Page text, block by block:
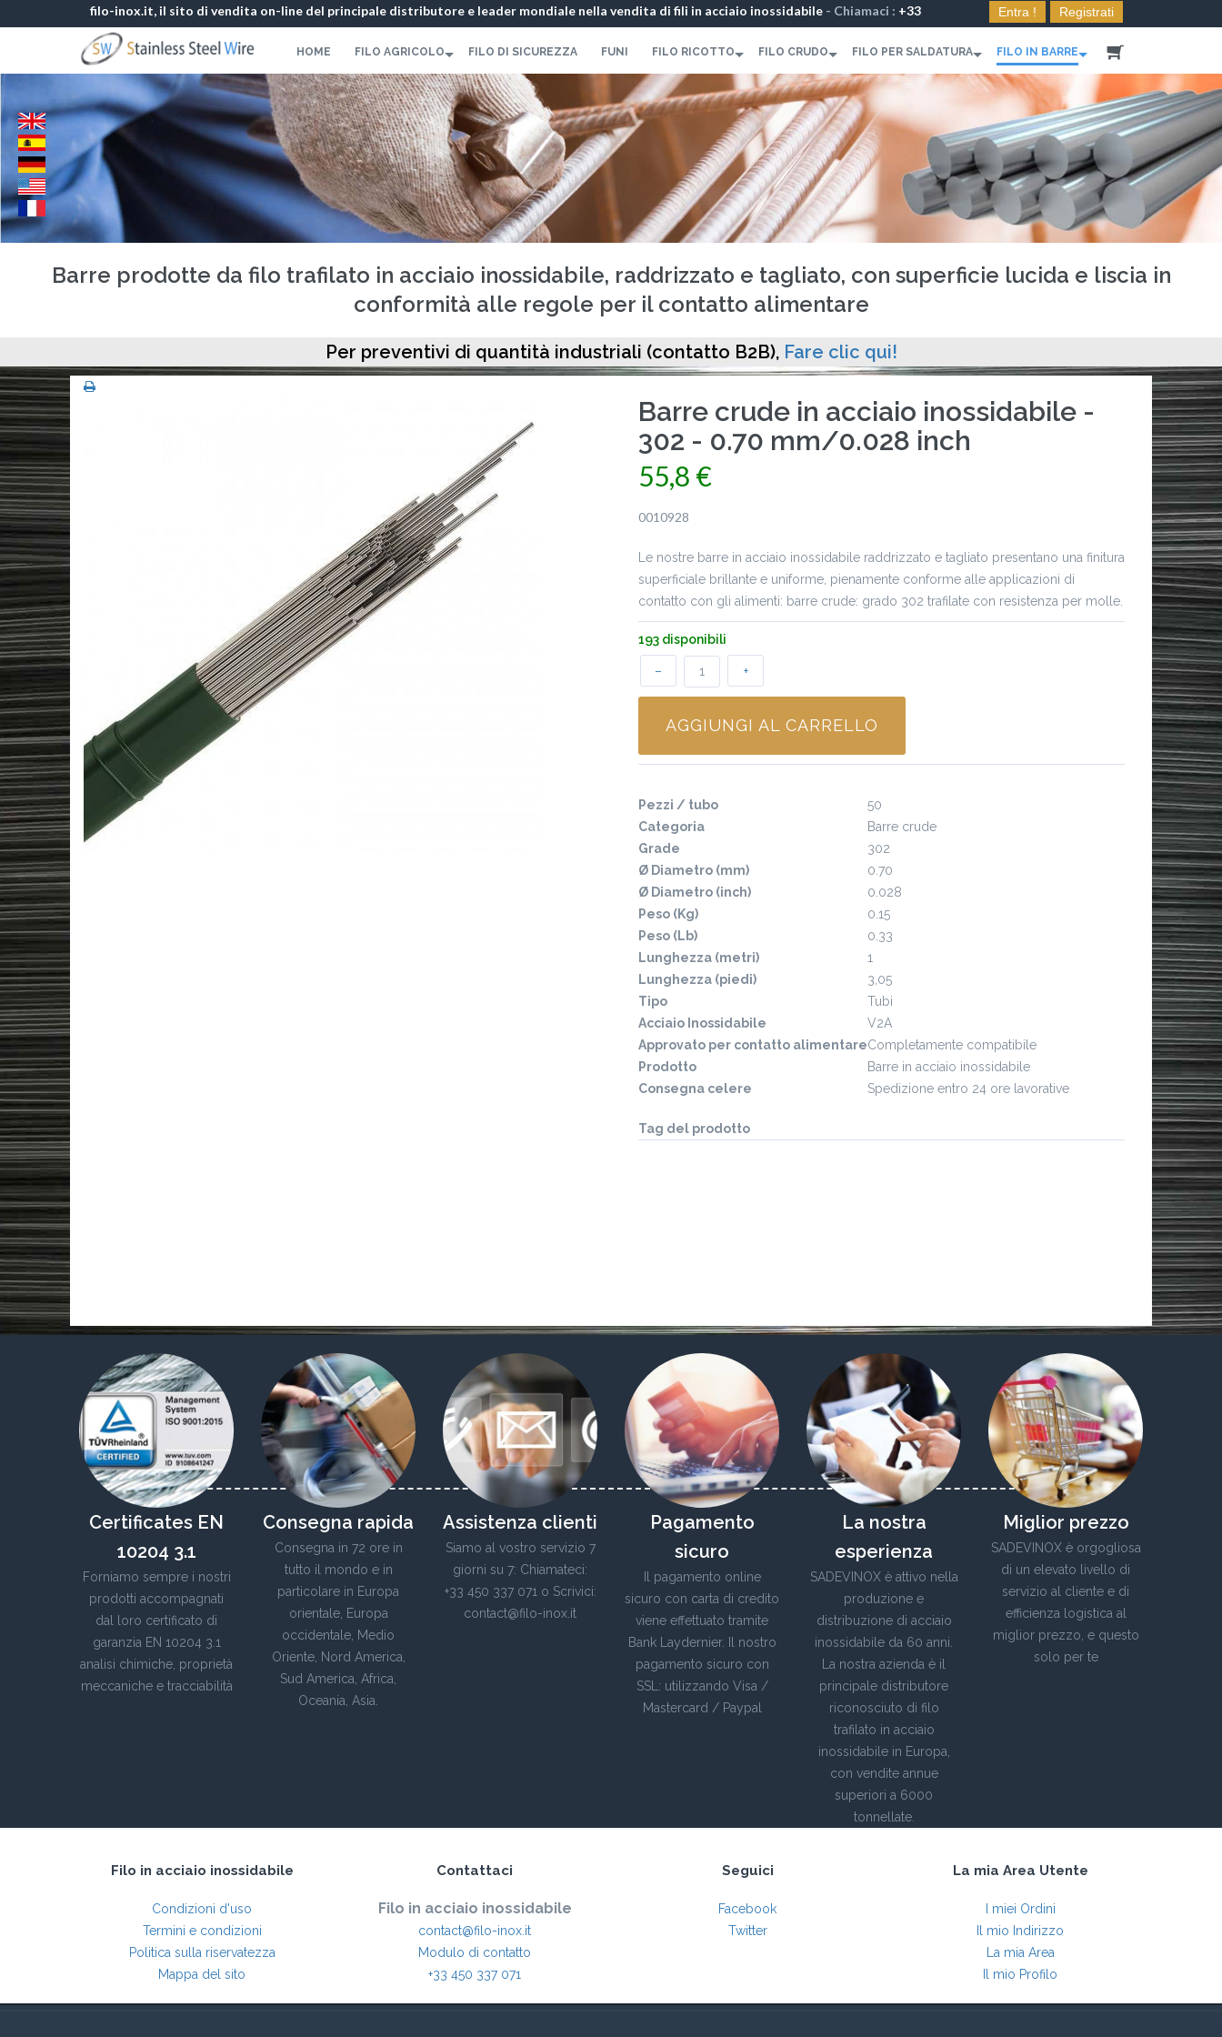
filo-inox.it, il sito di vendita on-line del principale distributore e leader mondiale nella vendita di fili in acciaio inossidabile- Chiamaci : +33
450 337 071-Modulo di contatto
Entra ! Registrati
HOME FILO AGRICOLO FILO DI SICUREZZA FUNI FILO RICOTTO FILO CRUDO FILO PER SALDATURA FILO IN BARRE
Barre prodotte da filo trafilato in acciaio inossidabile, raddrizzato e tagliato, con superficie lucida e liscia in
conformità alle regole per il contatto alimentare
Per preventivi di quantità industriali (contatto B2B), Fare clic qui!
Barre crude in acciaio inossidabile -
302 - 0.70 mm/0.028 inch
55,8 €
0010928
Le nostre barre in acciaio inossidabile raddrizzato e tagliato presentano una finitura
superficiale brillante e uniforme, pienamente conforme alle applicazioni di
contatto con gli alimenti: barre crude: grado 302 trafilate con resistenza per molle.
193 disponibili
– +
AGGIUNGI AL CARRELLO
Pezzi / tubo
50
Categoria
Barre crude
Grade
302
Ø Diametro (mm)
0.70
Ø Diametro (inch)
0.028
Peso (Kg)
0.15
Peso (Lb)
0.33
Lunghezza (metri)
1
Lunghezza (piedi)
3,05
Tipo
Tubi
Acciaio Inossidabile
V2A
Approvato per contatto alimentareCompletamente compatibile
Prodotto
Barre in acciaio inossidabile
Consegna celere
Spedizione entro 24 ore lavorative
Tag del prodotto
Certificates EN
10204 3.1
Forniamo sempre i nostri
prodotti accompagnati
dal loro certificato di
garanzia EN 10204 3.1
analisi chimiche, proprietà
meccaniche e tracciabilità
Consegna rapida
Consegna in 72 ore in
tutto il mondo e in
particolare in Europa
orientale, Europa
occidentale, Medio
Oriente, Nord America,
Sud America, Africa,
Oceania, Asia.
Assistenza clienti
Siamo al vostro servizio 7
giorni su 7: Chiamateci:
+33 450 337 071 o Scrivici:
contact@filo-inox.it
Pagamento
sicuro
Il pagamento online
sicuro con carta di credito
viene effettuato tramite
Bank Laydernier. Il nostro
pagamento sicuro con
SSL: utilizzando Visa /
Mastercard / Paypal
La nostra
esperienza
SADEVINOX è attivo nella
produzione e
distribuzione di acciaio
inossidabile da 60 anni.
La nostra azienda è il
principale distributore
riconosciuto di filo
trafilato in acciaio
inossidabile in Europa,
con vendite annue
superiori a 6000
tonnellate.
Miglior prezzo
SADEVINOX è orgogliosa
di un elevato livello di
servizio al cliente e di
efficienza logistica al
miglior prezzo, e questo
solo per te
Filo in acciaio inossidabile
Condizioni d'uso
Termini e condizioni
Politica sulla riservatezza
Mappa del sito
Contattaci
Filo in acciaio inossidabile
contact@filo-inox.it
Modulo di contatto
+33 450 337 071
Seguici
Facebook
Twitter
La mia Area Utente
I miei Ordini
Il mio Indirizzo
La mia Area
Il mio Profilo